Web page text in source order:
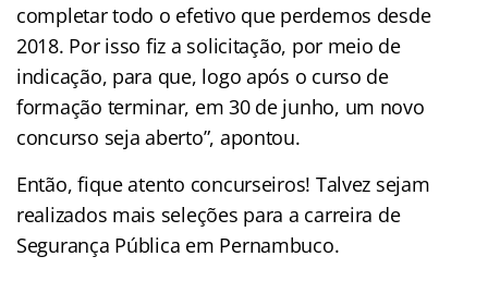
completar todo o efetivo que perdemos desde
2018. Por isso fiz a solicitação, por meio de
indicação, para que, logo após o curso de
formação terminar, em 30 de junho, um novo
concurso seja aberto”, apontou.
Então, fique atento concurseiros! Talvez sejam
realizados mais seleções para a carreira de
Segurança Pública em Pernambuco.